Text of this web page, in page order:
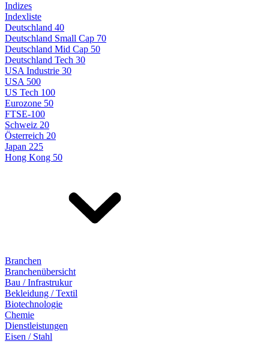
Indizes
Indexliste
Deutschland 40
Deutschland Small Cap 70
Deutschland Mid Cap 50
Deutschland Tech 30
USA Industrie 30
USA 500
US Tech 100
Eurozone 50
FTSE-100
Schweiz 20
Österreich 20
Japan 225
Hong Kong 50
Branchen
Branchenübersicht
Bau / Infrastrukur
Bekleidung / Textil
Biotechnologie
Chemie
Dienstleistungen
Eisen / Stahl